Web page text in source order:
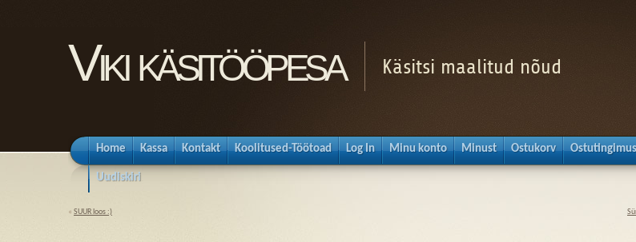
Viki käsitööpesa Käsitsi maalitud nõud
Home Kassa Kontakt Koolitused-Töötoad Log In Minu konto Minust Ostukorv
Uudiskiri
« SUUR loos :)